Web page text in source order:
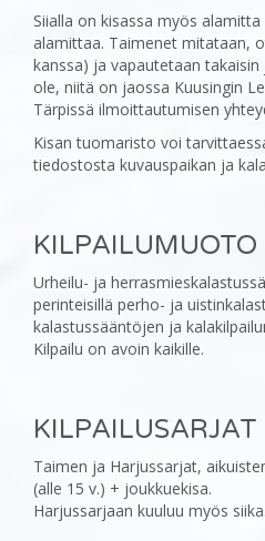
Siialla on kisassa myös
alamittaa. Taimenet mitataan,
kanssa) ja vapautetaan
ole, niitä on jaossa Kuusingin
Tärpissä ilmoittautumisen
Kisan tuomaristo voi
tiedostosta kuvauspaikan ja
KILPAILUMUOTO
‎Urheilu- ja
perinteisillä perho- ja
kalastussääntöjen ja
Kilpailu on avoin kaikille.
KILPAILUSARJAT
‎Taimen ja Harjussarjat,
(alle 15 v.) + joukkuekisa.
Harjussarjaan kuuluu myös siika.‎